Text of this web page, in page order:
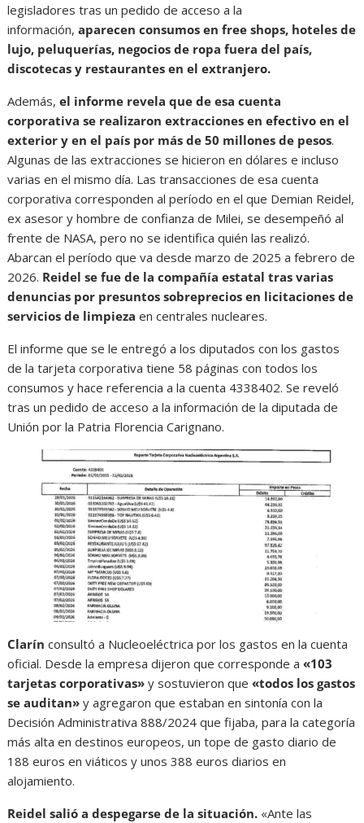
legisladores tras un pedido de acceso a la
información,aparecen consumos en free shops, hoteles de
lujo, peluquerías, negocios de ropa fuera del país,
discotecas y restaurantes en el extranjero.
Además, el informe revela que de esa cuenta
corporativa se realizaron extracciones en efectivo en el
exterior y en el país por más de 50 millones de pesos.
Algunas de las extracciones se hicieron en dólares e incluso
varias en el mismo día. Las transacciones de esa cuenta
corporativa corresponden al período en el que Demian Reidel,
ex asesor y hombre de confianza de Milei, se desempeñó al
frente de NASA, pero no se identifica quién las realizó.
Abarcan el período que va desde marzo de 2025 a febrero de
2026. Reidel se fue de la compañía estatal tras varias
denuncias por presuntos sobreprecios en licitaciones de
servicios de limpieza en centrales nucleares.
El informe que se le entregó a los diputados con los gastos
de la tarjeta corporativa tiene 58 páginas con todos los
consumos y hace referencia a la cuenta 4338402. Se reveló
tras un pedido de acceso a la información de la diputada de
Unión por la Patria Florencia Carignano.
Clarín consultó a Nucleoeléctrica por los gastos en la cuenta
oficial. Desde la empresa dijeron que corresponde a«103
tarjetas corporativas» y sostuvieron que«todos los gastos
se auditan» y agregaron que estaban en sintonía con la
Decisión Administrativa 888/2024 que fijaba, para la categoría
más alta en destinos europeos, un tope de gasto diario de
188 euros en viáticos y unos 388 euros diarios en
alojamiento.
Reidel salió a despegarse de la situación. «Ante las